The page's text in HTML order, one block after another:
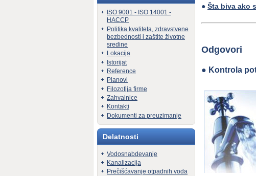
ISO 9001 - ISO 14001 -
HACCP
Politika kvaliteta, zdravstvene
bezbednosti i zaštite životne
sredine
Lokacija
Istorijat
Reference
Planovi
Filozofija firme
Zahvalnice
Kontakti
Dokumenti za preuzimanje
Delatnosti
Vodosnabdevanje
Kanalizacija
Prečišćavanje otpadnih voda
● Šta biva ako
Odgovori
● Kontrola